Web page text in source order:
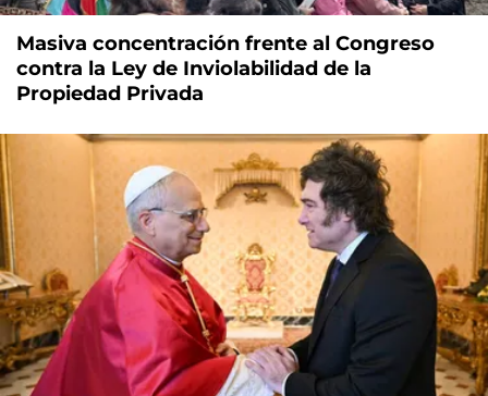
Masiva concentración frente al Congreso
contra la Ley de Inviolabilidad de la
Propiedad Privada